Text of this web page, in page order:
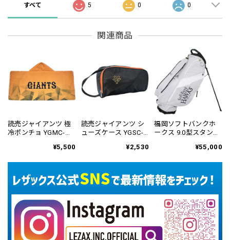
すべて 5 0 0
関連商品
読売ジャイアンツ 極
冷ポンチョ YGMC-
¥5,500
読売ジャイアンツ シ
ューズケース YGSC-
¥2,530
福岡ソフトバンクホ
ークス 9.0型スタンド
祭 SUMMER BOOST
¥55,000